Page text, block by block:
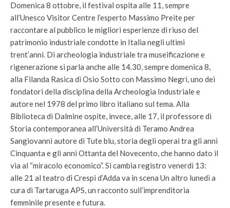
Domenica 8 ottobre, il festival ospita alle 11, sempre
all’Unesco Visitor Centre l’esperto Massimo Preite per
raccontare al pubblico le migliori esperienze di riuso del
patrimonio industriale condotte in Italia negli ultimi
trent’anni. Di archeologia industriale tra museificazione e
rigenerazione si parla anche alle 14.30, sempre domenica 8,
alla Filanda Rasica di Osio Sotto con Massimo Negri, uno dei
fondatori della disciplina della Archeologia Industriale e
autore nel 1978 del primo libro italiano sul tema. Alla
Biblioteca di Dalmine ospite, invece, alle 17, il professore di
Storia contemporanea all’Università di Teramo Andrea
Sangiovanni autore di Tute blu, storia degli operai tra gli anni
Cinquanta e gli anni Ottanta del Novecento, che hanno dato il
via al “miracolo economico”. Si cambia registro venerdì 13:
alle 21 al teatro di Crespi d’Adda va in scena Un altro lunedì a
cura di Tartaruga APS, un racconto sull’imprenditoria
femminile presente e futura.